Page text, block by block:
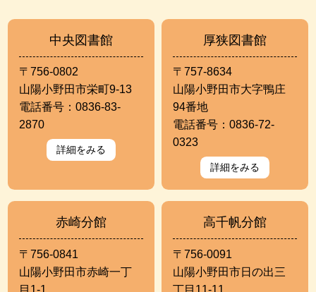
中央図書館
〒756-0802
山陽小野田市栄町9-13
電話番号：0836-83-
2870
詳細をみる
厚狭図書館
〒757-8634
山陽小野田市大字鴨庄
94番地
電話番号：0836-72-
0323
詳細をみる
赤崎分館
〒756-0841
山陽小野田市赤崎一丁
目1-1
高千帆分館
〒756-0091
山陽小野田市日の出三
丁目11-11